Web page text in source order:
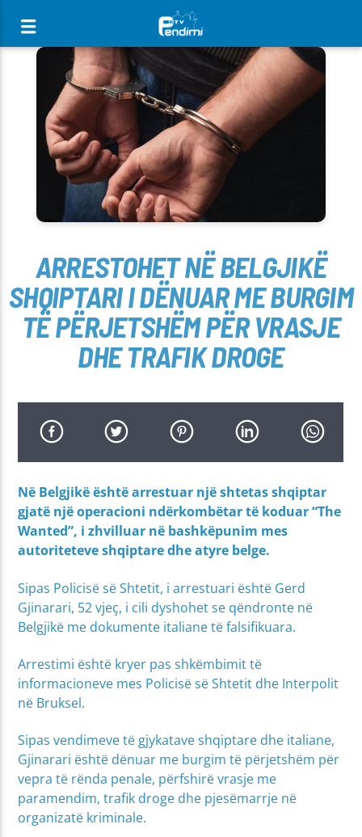
[There are no radio stations in the database]
ARRESTOHET NË BELGJIKË
SHQIPTARI I DËNUAR ME BURGIM
TË PËRJETSHËM PËR VRASJE
DHE TRAFIK DROGE
Në Belgjikë është arrestuar një shtetas shqiptar
gjatë një operacioni ndërkombëtar të koduar “The
Wanted”, i zhvilluar në bashkëpunim mes
autoriteteve shqiptare dhe atyre belge.
Sipas Policisë së Shtetit, i arrestuari është Gerd
Gjinarari, 52 vjeç, i cili dyshohet se qëndronte në
Belgjikë me dokumente italiane të falsifikuara.
Arrestimi është kryer pas shkëmbimit të
informacioneve mes Policisë së Shtetit dhe Interpolit
në Bruksel.
Sipas vendimeve të gjykatave shqiptare dhe italiane,
Gjinarari është dënuar me burgim të përjetshëm për
vepra të rënda penale, përfshirë vrasje me
paramendim, trafik droge dhe pjesëmarrje në
organizatë kriminale.